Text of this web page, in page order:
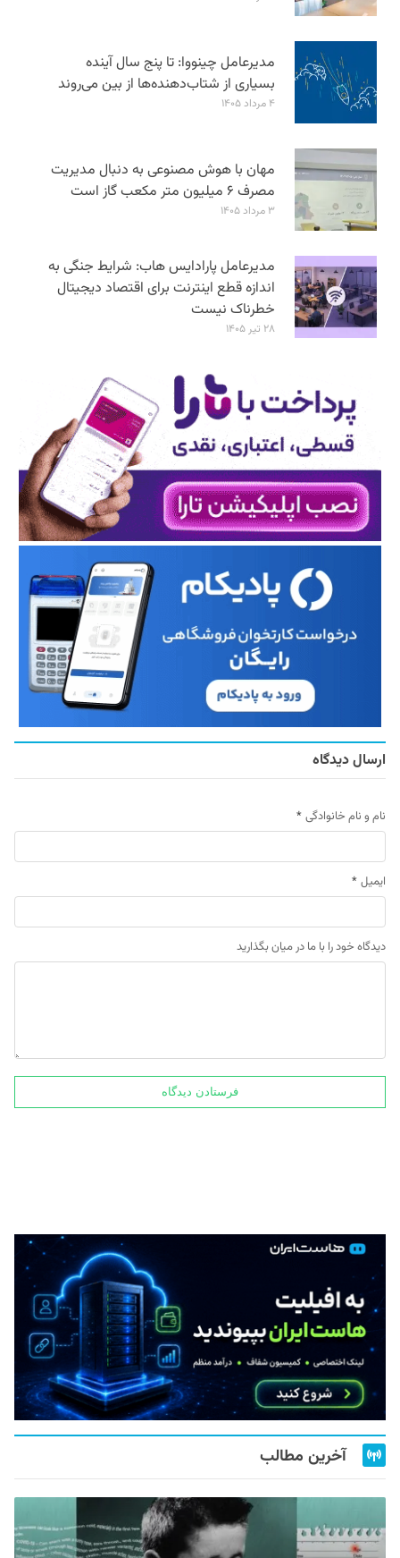
مدیرعامل چینووا: تا پنج سال آینده
بسیاری از شتاب‌دهنده‌ها از بین می‌روند
۴ مرداد ۱۴۰۵
مهان با هوش مصنوعی به دنبال مدیریت
مصرف ۶ میلیون متر مکعب گاز است
۳ مرداد ۱۴۰۵
مدیرعامل پارادایس هاب: شرایط جنگی به
اندازه قطع اینترنت برای اقتصاد دیجیتال
خطرناک نیست
۲۸ تیر ۱۴۰۵
ارسال دیدگاه
نام و نام خانوادگی *
ایمیل *
دیدگاه خود را با ما در میان بگذارید
آخرین مطالب